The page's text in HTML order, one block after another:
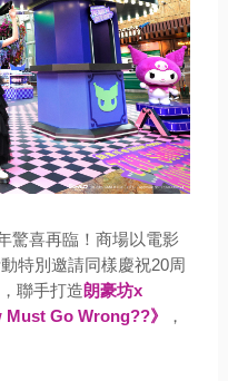
驚喜再臨！商場以電影
特別邀請同樣慶祝20周
聯手打造朗豪坊x
Go Wrong??》
，